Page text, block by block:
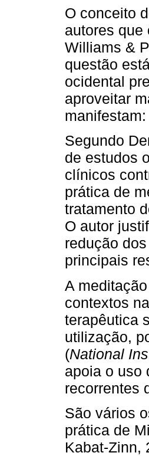
O conceito
autores que
Williams &
questão
ocidental
aproveitar
Segundo
de estudos
clínicos
prática de
tratamento
O autor
redução
principais
A
contextos
terapêutica
utilização,
(National
apoia o uso
recorrentes
São vários
prática de
Kabat-Zinn,